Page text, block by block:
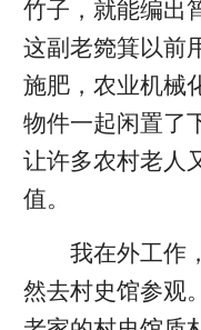
竹子，就能编出
这副老箢箕以前
施肥，农业机械
物件一起闲置了
让许多农村老人
值。
我在外工作
然去村史馆参观